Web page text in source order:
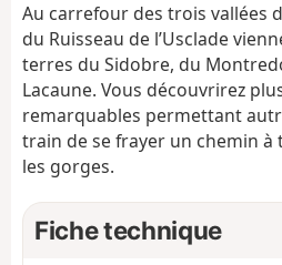
Au carrefour des trois vallées
du Ruisseau de l’Usclade
terres du Sidobre, du
Lacaune. Vous découvrirez
remarquables permettant
train de se frayer un chemin
les gorges.
Fiche technique